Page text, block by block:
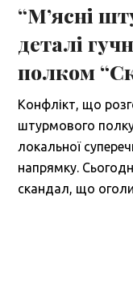
“М’ясні
деталі
полком
Конфлікт, що
штурмового
локальної
напрямку.
скандал, що